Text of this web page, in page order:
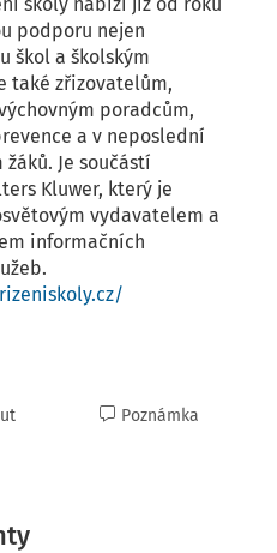
podporu nejen
škol a školským
také zřizovatelům,
poradcům,
a v neposlední
Je součástí
Kluwer, který je
vydavatelem a
informačních
Poznámka